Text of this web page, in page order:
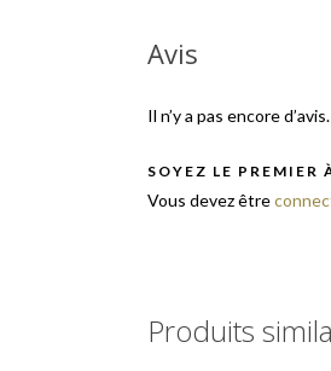
Avis
Il n’y a pas encore d’avis.
SOYEZ LE PREMIER
Vous devez être
Produits